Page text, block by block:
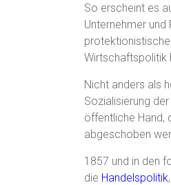
So erscheint es
Unternehmer
Wirtschaftspolitik
Nicht anders als
Sozialisierung
öffentliche Hand,
abgeschoben
1857 und in den
die Handelspolitik